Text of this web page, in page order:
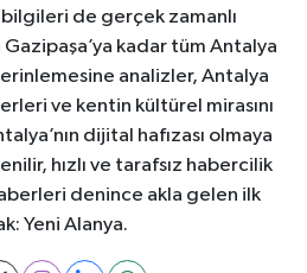
de gerçek zamanlı
kadar tüm Antalya
analizler, Antalya
ve kentin kültürel mirasını
dijital hafızası olmaya
hızlı ve tarafsız habercilik
denince akla gelen ilk
Yeni Alanya.